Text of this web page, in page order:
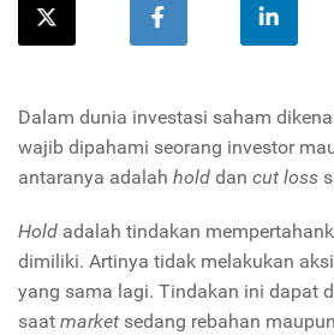
Dalam dunia investasi saham
wajib dipahami seorang investor
antaranya adalah hold dan cut loss
Hold adalah tindakan
dimiliki. Artinya tidak melakukan
yang sama lagi. Tindakan ini dapat
saat market sedang rebahan